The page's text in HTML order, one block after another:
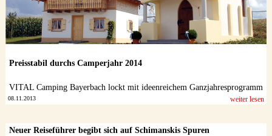
Preisstabil durchs Camperjahr 2014
VITAL Camping Bayerbach lockt mit ideenreichem Ganzjahresprogramm
08.11.2013 weiter lesen
Neuer Reiseführer begibt sich auf Schimanskis Spuren